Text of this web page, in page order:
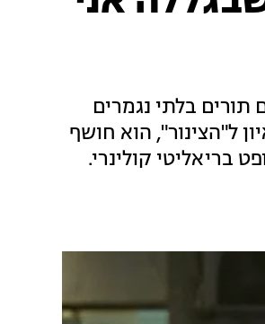
בלתי נגמרים
ל"הצינור", הוא חושף
לא שופט בריאליטי קולינרי.